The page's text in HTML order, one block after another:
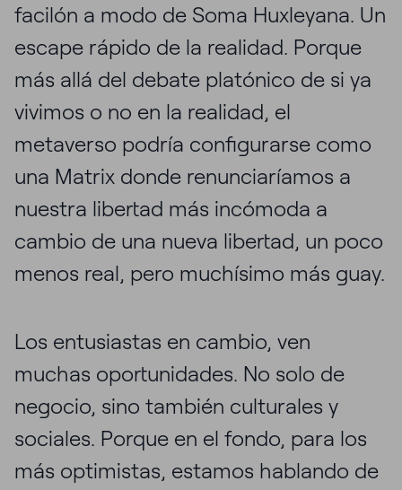
facilón a modo de Soma Huxleyana. Un
escape rápido de la realidad. Porque
más allá del debate platónico de si ya
vivimos o no en la realidad, el
metaverso podría configurarse como
una Matrix donde renunciaríamos a
nuestra libertad más incómoda a
cambio de una nueva libertad, un poco
menos real, pero muchísimo más guay.
Los entusiastas en cambio, ven
muchas oportunidades. No solo de
negocio, sino también culturales y
sociales. Porque en el fondo, para los
más optimistas, estamos hablando de